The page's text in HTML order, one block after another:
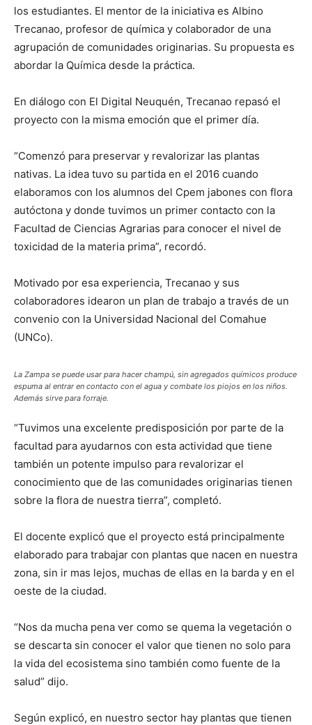
los estudiantes. El mentor de la iniciativa es Albino
Trecanao, profesor de química y colaborador de una
agrupación de comunidades originarias. Su propuesta es
abordar la Química desde la práctica.
En diálogo con El Digital Neuquén, Trecanao repasó el
proyecto con la misma emoción que el primer día.
“Comenzó para preservar y revalorizar las plantas
nativas. La idea tuvo su partida en el 2016 cuando
elaboramos con los alumnos del Cpem jabones con flora
autóctona y donde tuvimos un primer contacto con la
Facultad de Ciencias Agrarias para conocer el nivel de
toxicidad de la materia prima”, recordó.
Motivado por esa experiencia, Trecanao y sus
colaboradores idearon un plan de trabajo a través de un
convenio con la Universidad Nacional del Comahue
(UNCo).
La Zampa se puede usar para hacer champú, sin agregados químicos produce
espuma al entrar en contacto con el agua y combate los piojos en los niños.
Además sirve para forraje.
“Tuvimos una excelente predisposición por parte de la
facultad para ayudarnos con esta actividad que tiene
también un potente impulso para revalorizar el
conocimiento que de las comunidades originarias tienen
sobre la flora de nuestra tierra”, completó.
El docente explicó que el proyecto está principalmente
elaborado para trabajar con plantas que nacen en nuestra
zona, sin ir mas lejos, muchas de ellas en la barda y en el
oeste de la ciudad.
“Nos da mucha pena ver como se quema la vegetación o
se descarta sin conocer el valor que tienen no solo para
la vida del ecosistema sino también como fuente de la
salud” dijo.
Según explicó, en nuestro sector hay plantas que tienen